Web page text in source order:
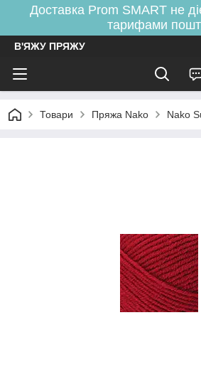
Доставка Prom SMART не
тарифами
В'ЯЖУ ПРЯЖУ
Товари Пряжа Nako Nako